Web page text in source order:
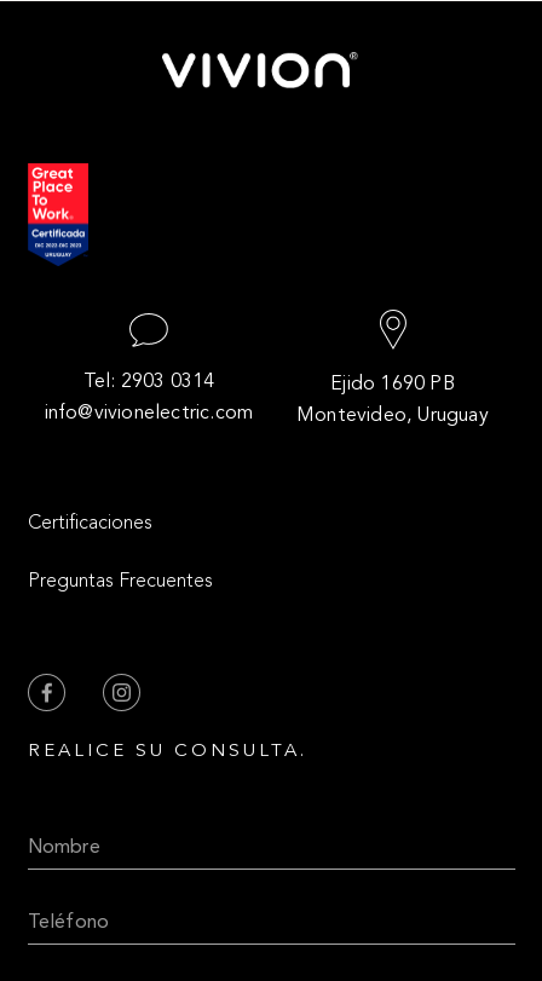
Tel: 2903 0314
info@vivionelectric.com
Ejido 1690 PB
Montevideo, Uruguay
Certificaciones
Preguntas Frecuentes
REALICE SU CONSULTA.